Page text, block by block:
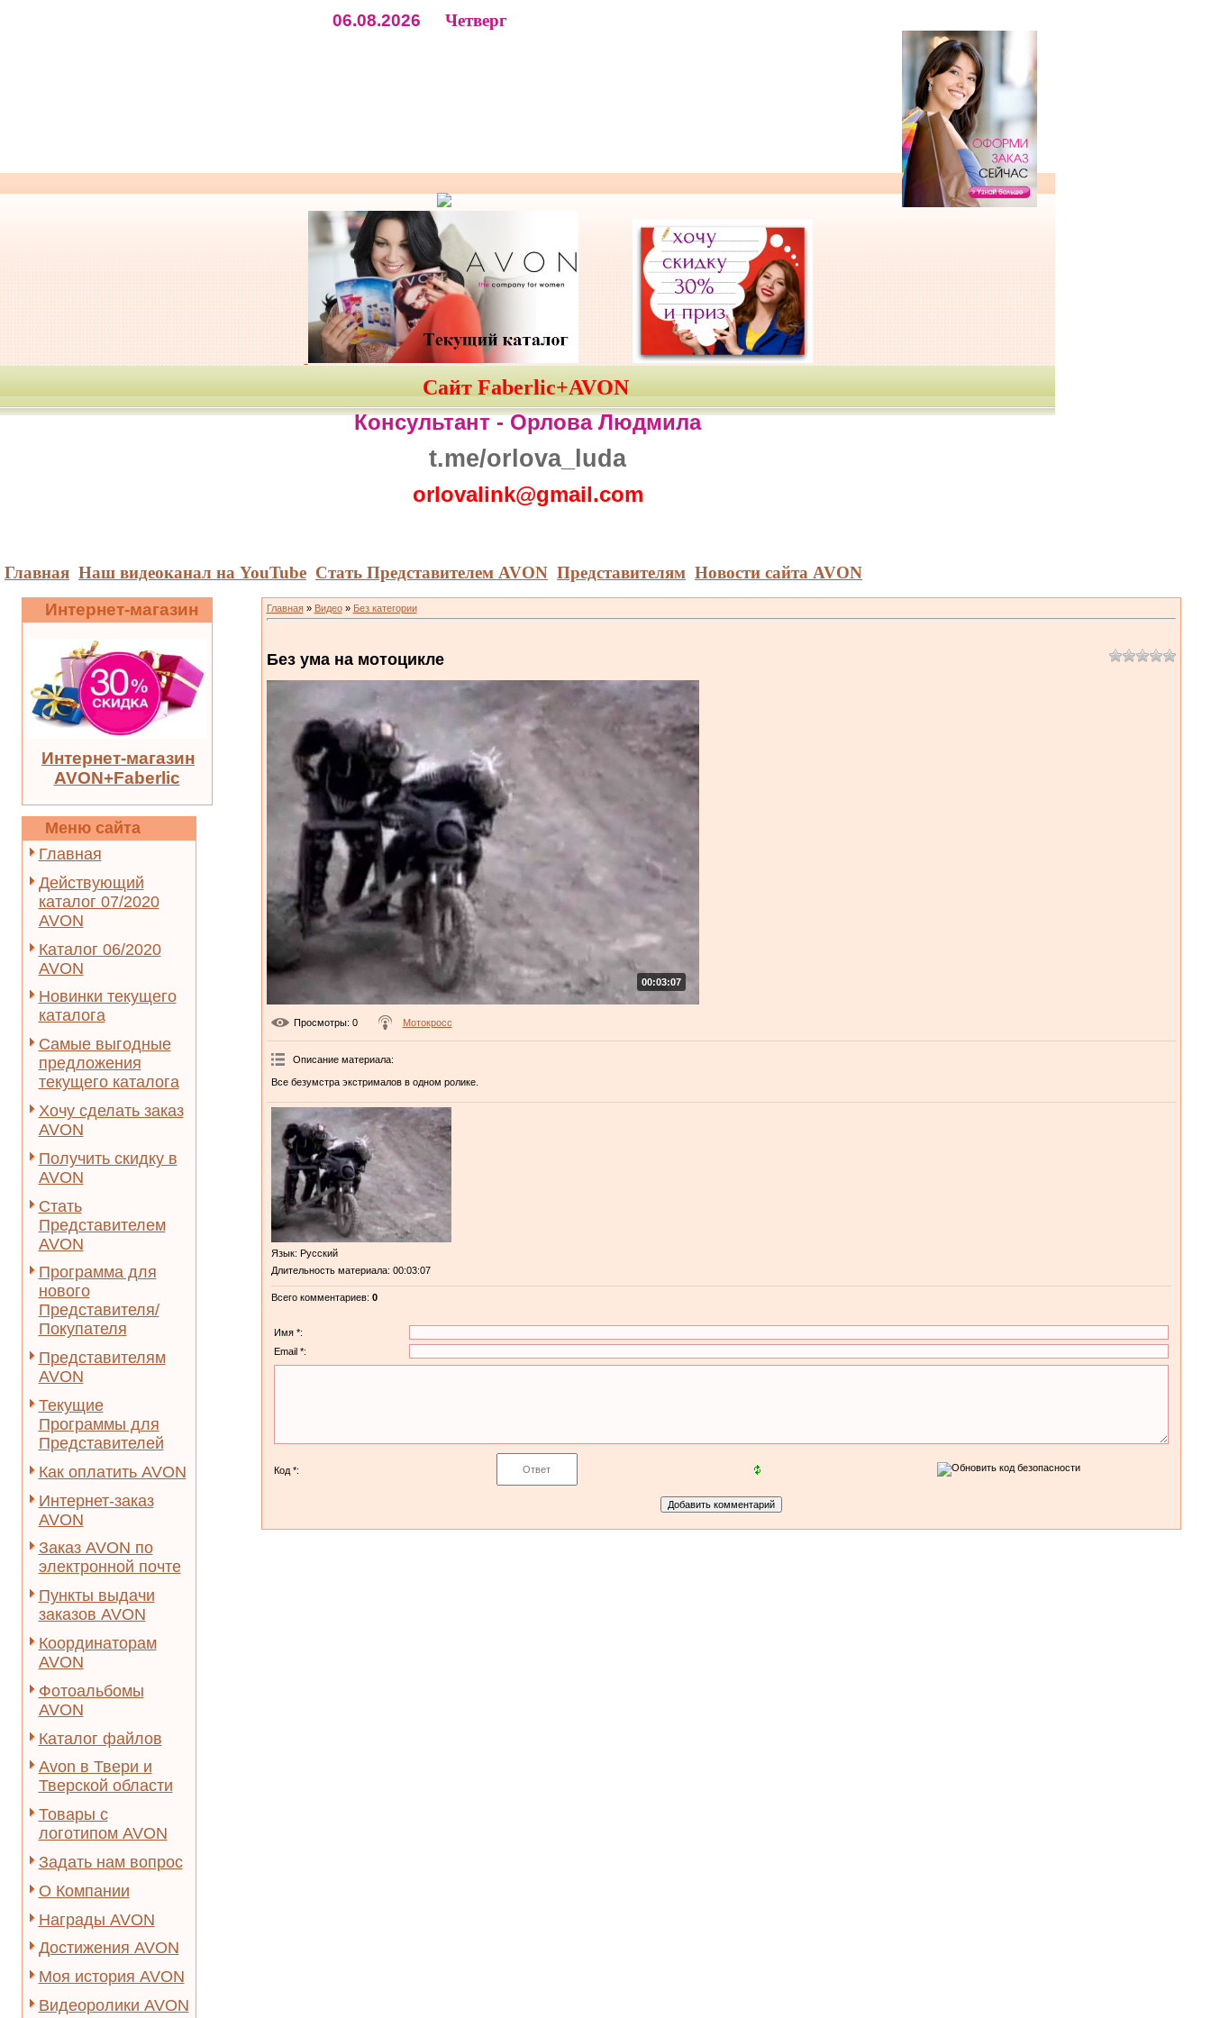
06.08.2026 Четверг
Сайт Faberlic+AVON
Консультант -Орлова Людмила
t.me/orlova_luda
orlovalink@gmail.com
Главная Наш видеоканал на YouTube Стать Представителем AVON Представителям Новости сайта AVON
Интернет-магазин
Интернет-магазин
AVON+Faberlic
Меню сайта
Главная
Действующий
каталог 07/2020
AVON
Каталог 06/2020
AVON
Новинки текущего
каталога
Самые выгодные
предложения
текущего каталога
Хочу сделать заказ
AVON
Получить скидку в
AVON
Стать
Представителем
AVON
Программа для
нового
Представителя/
Покупателя
Представителям
AVON
Текущие
Программы для
Представителей
Как оплатить AVON
Интернет-заказ
AVON
Заказ AVON по
электронной почте
Пункты выдачи
заказов AVON
Координаторам
AVON
Фотоальбомы
AVON
Каталог файлов
Avon в Твери и
Тверской области
Товары с
логотипом AVON
Задать нам вопрос
О Компании
Награды AVON
Достижения AVON
Моя история AVON
Видеоролики AVON
Главная» Видео» Без категории
Без ума на мотоцикле
00:03:07
Просмотры: 0 Мотокросс
Описание материала:
Все безумстра экстрималов в одном ролике.
Язык: Русский
Длительность материала: 00:03:07
Всего комментариев: 0
Имя *:
Email *:
Код *: